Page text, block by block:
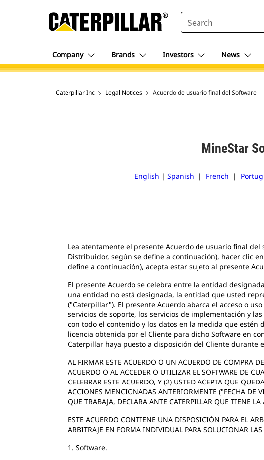
SEARCH
Company Brands Investors News
Caterpillar Inc Legal Notices Acuerdo de usuario final del Software
MineStar
English | Spanish | French |
Lea atentamente el presente Acuerdo de usuario final
Distribuidor, según se define a continuación), hacer clic
define a continuación), acepta estar sujeto al presente
El presente Acuerdo se celebra entre la entidad
una entidad no está designada, la entidad que usted
("Caterpillar"). El presente Acuerdo abarca el acceso o
servicios de soporte, los servicios de implementación y
con todo el contenido y los datos en la medida que
licencia obtenida por el Cliente para dicho Software en
Caterpillar haya puesto a disposición del Cliente durante
AL FIRMAR ESTE ACUERDO O UN ACUERDO DE COMPRA
ACUERDO O AL ACCEDER O UTILIZAR EL SOFTWARE DE
CELEBRAR ESTE ACUERDO, Y (2) USTED ACEPTA QUE
ACCIONES MENCIONADAS ANTERIORMENTE ("FECHA DE
QUE TRABAJA, DECLARA ANTE CATERPILLAR QUE TIENE
ESTE ACUERDO CONTIENE UNA DISPOSICIÓN PARA EL
ARBITRAJE EN FORMA INDIVIDUAL PARA SOLUCIONAR
1. Software.